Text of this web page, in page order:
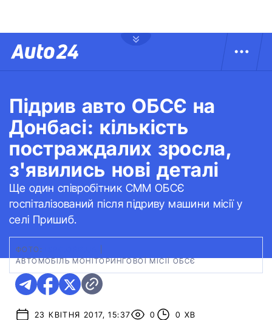
Підрив авто ОБСЄ на
Донбасі: кількість
постраждалих зросла,
з'явились нові деталі
Ще один співробітник СММ ОБСЄ
госпіталізований після підриву машини місії у
селі Пришиб.
ФОТО:
АВТОМОБІЛЬ МОНІТОРИНГОВОЇ МІСІЇ ОБСЄ
23 КВІТНЯ 2017, 15:37 0 0 ХВ